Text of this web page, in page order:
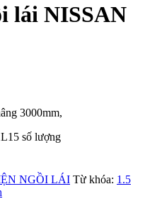
lái NISSAN
3000mm,
số lượng
NGỒI LÁI Từ khóa: 1.5